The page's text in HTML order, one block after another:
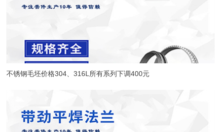
不锈钢毛坯价格304、316L所有系列下调400元